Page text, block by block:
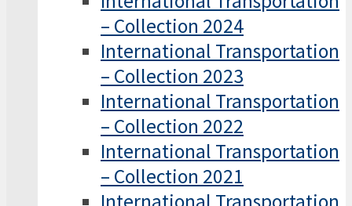
– Collection 2024
International Transportation
– Collection 2023
International Transportation
– Collection 2022
International Transportation
– Collection 2021